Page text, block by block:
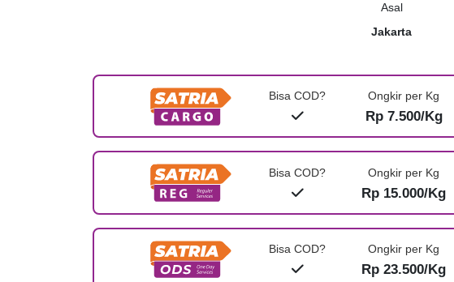
Asal
Jakarta
Bisa COD? Ongkir per Kg
Rp 7.500/Kg
Bisa COD? Ongkir per Kg
Rp 15.000/Kg
Bisa COD? Ongkir per Kg
Rp 23.500/Kg